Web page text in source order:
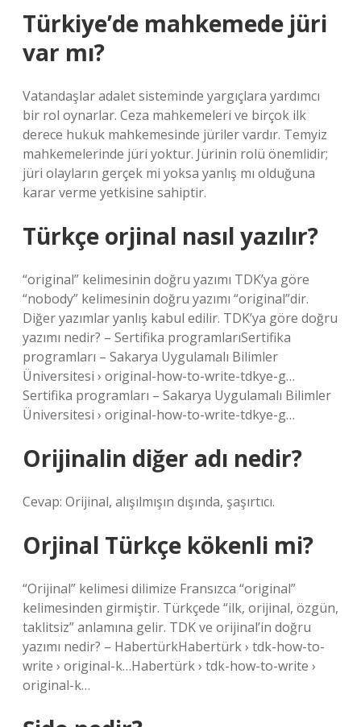
Türkiye’de mahkemede jüri
var mı?
Vatandaşlar adalet sisteminde yargıçlara yardımcı
bir rol oynarlar. Ceza mahkemeleri ve birçok ilk
derece hukuk mahkemesinde jüriler vardır. Temyiz
mahkemelerinde jüri yoktur. Jürinin rolü önemlidir;
jüri olayların gerçek mi yoksa yanlış mı olduğuna
karar verme yetkisine sahiptir.
Türkçe orjinal nasıl yazılır?
“original” kelimesinin doğru yazımı TDK’ya göre
“nobody” kelimesinin doğru yazımı “original”dir.
Diğer yazımlar yanlış kabul edilir. TDK’ya göre doğru
yazımı nedir? – Sertifika programlarıSertifika
programları – Sakarya Uygulamalı Bilimler
Üniversitesi › original-how-to-write-tdkye-g…
Sertifika programları – Sakarya Uygulamalı Bilimler
Üniversitesi › original-how-to-write-tdkye-g…
Orijinalin diğer adı nedir?
Cevap: Orijinal, alışılmışın dışında, şaşırtıcı.
Orjinal Türkçe kökenli mi?
“Orijinal” kelimesi dilimize Fransızca “original”
kelimesinden girmiştir. Türkçede “ilk, orijinal, özgün,
taklitsiz” anlamına gelir. TDK ve orijinal’in doğru
yazımı nedir? – HabertürkHabertürk › tdk-how-to-
write › original-k…Habertürk › tdk-how-to-write ›
original-k…